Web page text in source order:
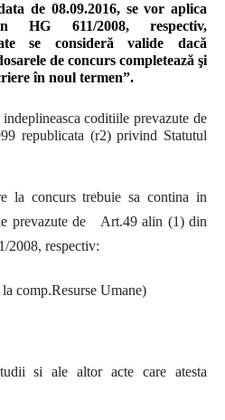
de 08.09.2016, se vor aplica
HG 611/2008, respectiv,
se consideră valide dacă
de concurs completează şi
în noul termen”.
coditiile prevazute de
republicata (r2) privind Statutul
la concurs trebuie sa contina in
prevazute de Art.49 alin (1) din
2008, respectiv:
comp.Resurse Umane)
si ale altor acte care atesta